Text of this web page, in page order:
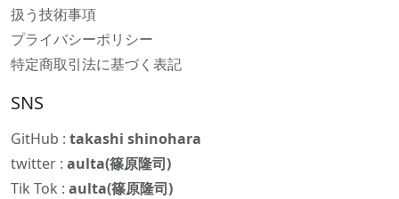
扱う技術事項
プライバシーポリシー
特定商取引法に基づく表記
SNS
GitHub : takashi shinohara
twitter : aulta(篠原隆司)
Tik Tok : aulta(篠原隆司)